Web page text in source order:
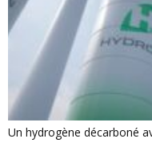
Un hydrogène décarboné